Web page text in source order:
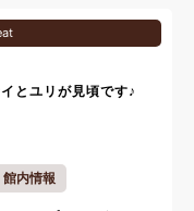
とユリが見頃です♪
館内情報